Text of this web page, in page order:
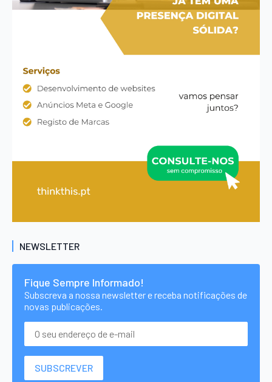
NEWSLETTER
Fique Sempre Informado!
Subscreva a nossa newsletter e receba notificações de
novas publicações.